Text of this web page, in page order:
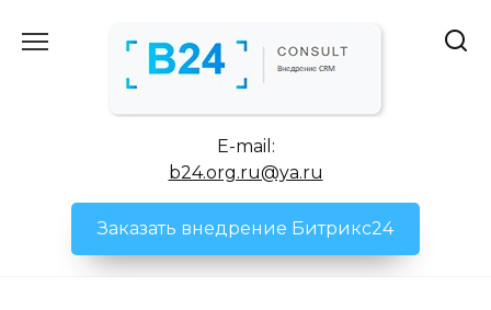
E-mail:
b24.org.ru@ya.ru
Заказать внедрение Битрикс24